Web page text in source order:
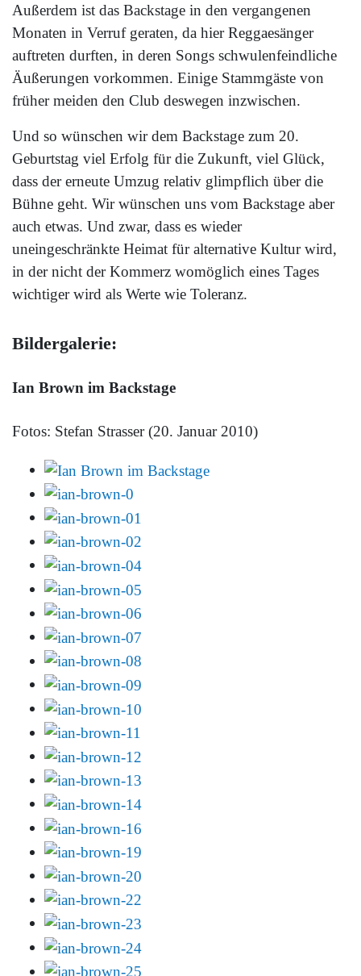
Außerdem ist das Backstage in den vergangenen
Monaten in Verruf geraten, da hier Reggaesänger
auftreten durften, in deren Songs schwulenfeindliche
Äußerungen vorkommen. Einige Stammgäste von
früher meiden den Club deswegen inzwischen.
Und so wünschen wir dem Backstage zum 20.
Geburtstag viel Erfolg für die Zukunft, viel Glück,
dass der erneute Umzug relativ glimpflich über die
Bühne geht. Wir wünschen uns vom Backstage aber
auch etwas. Und zwar, dass es wieder
uneingeschränkte Heimat für alternative Kultur wird,
in der nicht der Kommerz womöglich eines Tages
wichtiger wird als Werte wie Toleranz.
Bildergalerie:
Ian Brown im Backstage
Fotos: Stefan Strasser (20. Januar 2010)